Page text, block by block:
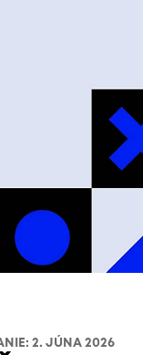
2. JÚNA 2026